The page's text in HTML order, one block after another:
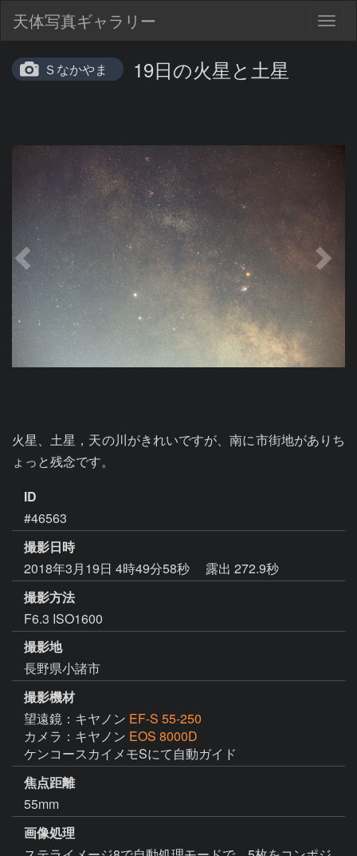
天体写真ギャラリー
Ｓなかやま 19日の火星と土星
火星、土星，天の川がきれいですが、南に市街地がありち
ょっと残念です。
ID
#46563
撮影日時
2018年3月19日 4時49分58秒
露出 272.9秒
撮影方法
F6.3 ISO1600
撮影地
長野県小諸市
撮影機材
望遠鏡：キヤノン EF-S 55-250
カメラ：キヤノン EOS 8000D
ケンコースカイメモSにて自動ガイド
焦点距離
55mm
画像処理